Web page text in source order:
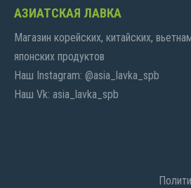
АЗИАТСКАЯ ЛАВКА
Магазин корейских, китайских,
японских продуктов
Наш Instagram: @asia_lavka_spb
Наш Vk: asia_lavka_spb